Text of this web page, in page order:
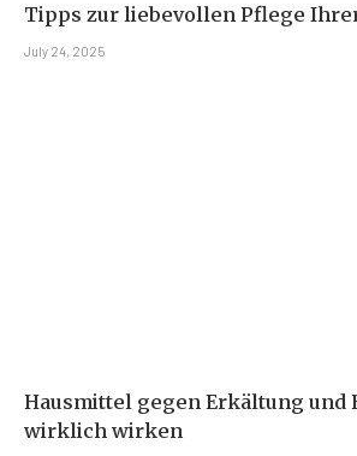
Tipps zur liebevollen Pflege
July 24, 2025
Hausmittel gegen Erkältung und
wirklich wirken